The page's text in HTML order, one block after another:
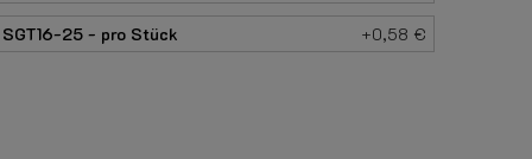
25 - pro Stück +0,58 €